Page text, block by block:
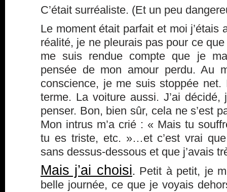
C’était surréaliste. (Et un peu
Le moment était parfait et moi j’étais
réalité, je ne pleurais pas pour ce
me suis rendue compte que je
pensée de mon amour perdu. Au
conscience, je me suis stoppée
terme. La voiture aussi. J’ai
penser. Bon, bien sûr, cela ne s’est
Mon intrus m’a crié : « Mais tu
tu es triste, etc. »…et c’est vrai
sans dessus-dessous et que j’avais
Mais j’ai choisi. Petit à petit, je
belle journée, ce que je voyais